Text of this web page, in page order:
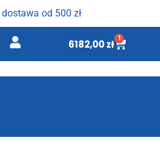
od 500 zł
6182,00zł 1